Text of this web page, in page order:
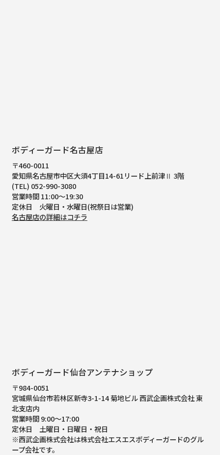
ボディーガード名古屋店
〒460-0011
愛知県名古屋市中区大須4丁目14-61リード上前津Ⅱ 3階
(TEL) 052-990-3080
営業時間 11:00～19:30
定休日 火曜日・水曜日(祝祭日は営業)
名古屋店の詳細はコチラ
ボディーガード仙台アンテナショップ
〒984-0051
宮城県仙台市若林区新寺3-1-14 菊地ビル 西武企画株式会社 東
北支店内
営業時間 9:00～17:00
定休日 土曜日・日曜日・祝日
※西武企画株式会社は株式会社エスエスボディーガードのグル
ープ会社です。